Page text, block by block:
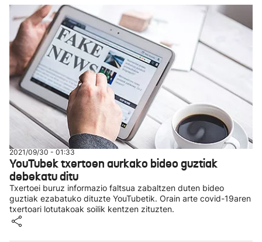
Eguraldia
2021/09/30 - 01:33
YouTubek txertoen aurkako bideo guztiak
debekatu ditu
Txertoei buruz informazio faltsua zabaltzen duten bideo
guztiak ezabatuko dituzte YouTubetik. Orain arte covid-19aren
txertoari lotutakoak soilik kentzen zituzten.